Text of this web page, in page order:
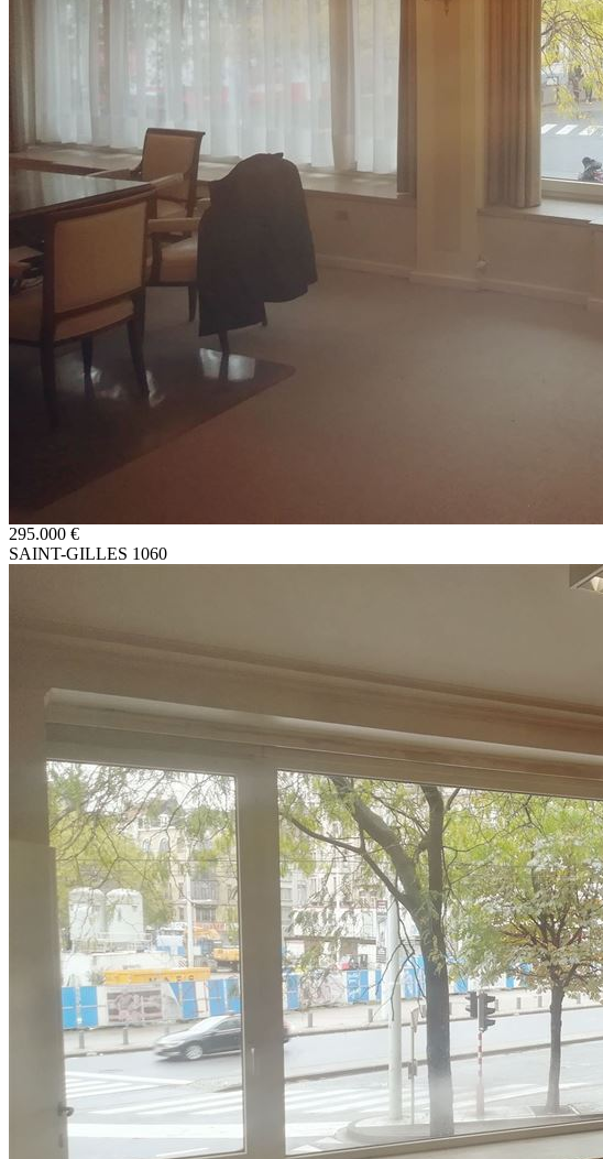
295.000 €
SAINT-GILLES 1060